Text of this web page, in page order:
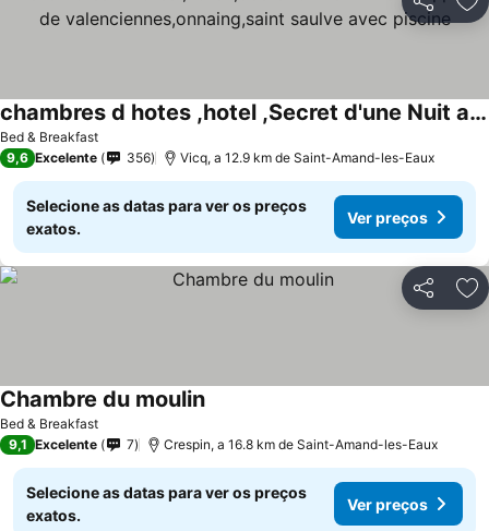
Partilhar
Bed & Breakfast
chambres d hotes ,hotel ,Secret d'une Nuit a vicq prės de valenciennes,onnaing,saint saulve avec piscine
9,6 Excelente 356 Vicq, a 12.9 km de Saint-Amand-les-Eaux
Selecione as datas para ver os preços
exatos.
Ver preços
Partilhar
Bed & Breakfast
Chambre du moulin
9,1 Excelente 7 Crespin, a 16.8 km de Saint-Amand-les-Eaux
Selecione as datas para ver os preços
exatos.
Ver preços